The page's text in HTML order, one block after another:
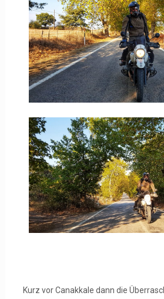
Kurz vor Canakkale dann die